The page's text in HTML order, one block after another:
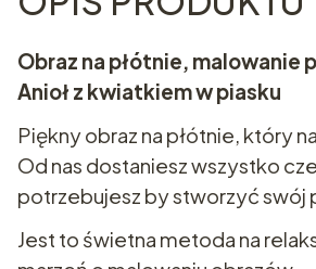
Obraz na płótnie, malowanie
Anioł z kwiatkiem w piasku
Piękny obraz na płótnie, który
Od nas dostaniesz wszystko
potrzebujesz by stworzyć swój
Jest to świetna metoda na